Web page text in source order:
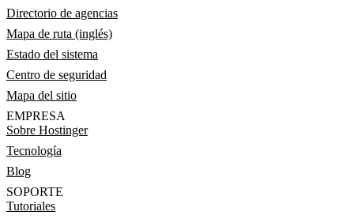
Directorio de agencias
Mapa de ruta (inglés)
Estado del sistema
Centro de seguridad
Mapa del sitio
EMPRESA
Sobre Hostinger
Tecnología
Blog
SOPORTE
Tutoriales